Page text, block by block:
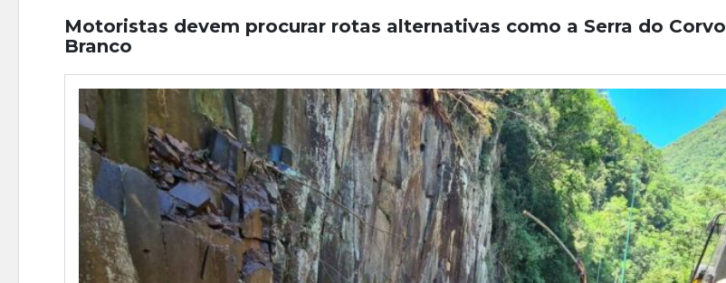
Motoristas devem procurar rotas alternativas como a Serra do Corvo
Branco